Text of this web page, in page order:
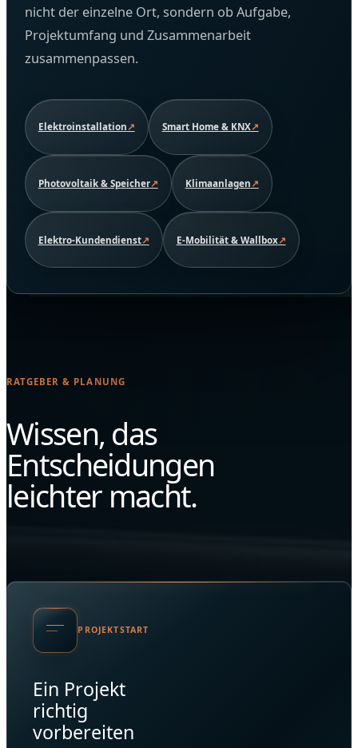
nicht der einzelne Ort, sondern ob Aufgabe,
Projektumfang und Zusammenarbeit
zusammenpassen.
Elektroinstallation Smart Home & KNX
Photovoltaik & Speicher Klimaanlagen
Elektro-Kundendienst E-Mobilität & Wallbox
RATGEBER & PLANUNG
Wissen, das
Entscheidungen
leichter macht.
PROJEKTSTART
Ein Projekt
richtig
vorbereiten